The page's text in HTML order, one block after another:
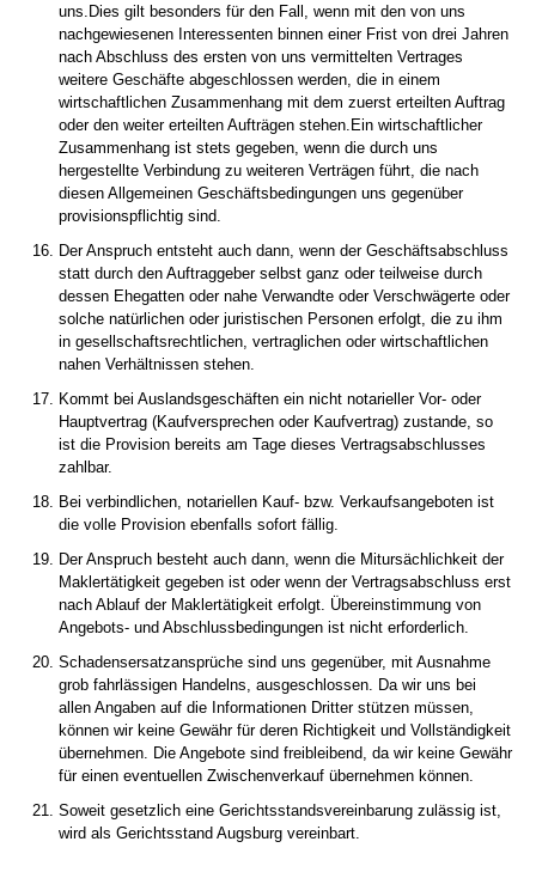
uns.Dies gilt besonders für den Fall, wenn mit den von uns
nachgewiesenen Interessenten binnen einer Frist von drei Jahren
nach Abschluss des ersten von uns vermittelten Vertrages
weitere Geschäfte abgeschlossen werden, die in einem
wirtschaftlichen Zusammenhang mit dem zuerst erteilten Auftrag
oder den weiter erteilten Aufträgen stehen.Ein wirtschaftlicher
Zusammenhang ist stets gegeben, wenn die durch uns
hergestellte Verbindung zu weiteren Verträgen führt, die nach
diesen Allgemeinen Geschäftsbedingungen uns gegenüber
provisionspflichtig sind.
Der Anspruch entsteht auch dann, wenn der Geschäftsabschluss
statt durch den Auftraggeber selbst ganz oder teilweise durch
dessen Ehegatten oder nahe Verwandte oder Verschwägerte oder
solche natürlichen oder juristischen Personen erfolgt, die zu ihm
in gesellschaftsrechtlichen, vertraglichen oder wirtschaftlichen
nahen Verhältnissen stehen.
Kommt bei Auslandsgeschäften ein nicht notarieller Vor- oder
Hauptvertrag (Kaufversprechen oder Kaufvertrag) zustande, so
ist die Provision bereits am Tage dieses Vertragsabschlusses
zahlbar.
Bei verbindlichen, notariellen Kauf- bzw. Verkaufsangeboten ist
die volle Provision ebenfalls sofort fällig.
Der Anspruch besteht auch dann, wenn die Mitursächlichkeit der
Maklertätigkeit gegeben ist oder wenn der Vertragsabschluss erst
nach Ablauf der Maklertätigkeit erfolgt. Übereinstimmung von
Angebots- und Abschlussbedingungen ist nicht erforderlich.
Schadensersatzansprüche sind uns gegenüber, mit Ausnahme
grob fahrlässigen Handelns, ausgeschlossen. Da wir uns bei
allen Angaben auf die Informationen Dritter stützen müssen,
können wir keine Gewähr für deren Richtigkeit und Vollständigkeit
übernehmen. Die Angebote sind freibleibend, da wir keine Gewähr
für einen eventuellen Zwischenverkauf übernehmen können.
Soweit gesetzlich eine Gerichtsstandsvereinbarung zulässig ist,
wird als Gerichtsstand Augsburg vereinbart.